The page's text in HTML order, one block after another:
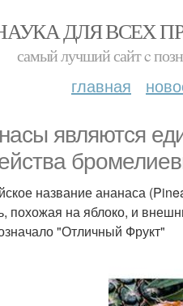
ДЛЯ ВСЕХ
самый лучший сайт c
главная
являются
название ананаса
похожая на яблоко, и
"Отличный Фрукт"